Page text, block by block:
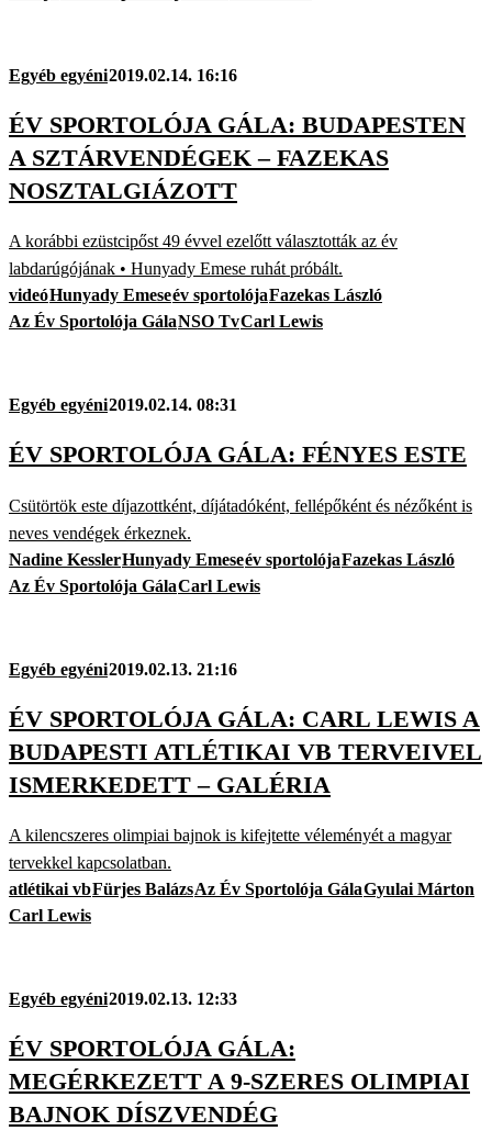
Egyéb egyéni2019.02.14. 16:16
ÉV SPORTOLÓJA GÁLA: BUDAPESTEN
A SZTÁRVENDÉGEK – FAZEKAS
NOSZTALGIÁZOTT
A korábbi ezüstcipőst 49 évvel ezelőtt választották az év
labdarúgójának • Hunyady Emese ruhát próbált.
videóHunyady Emeseév sportolójaFazekas László
Az Év Sportolója GálaNSO TvCarl Lewis
Egyéb egyéni2019.02.14. 08:31
ÉV SPORTOLÓJA GÁLA: FÉNYES ESTE
Csütörtök este díjazottként, díjátadóként, fellépőként és nézőként is
neves vendégek érkeznek.
Nadine KesslerHunyady Emeseév sportolójaFazekas László
Az Év Sportolója GálaCarl Lewis
Egyéb egyéni2019.02.13. 21:16
ÉV SPORTOLÓJA GÁLA: CARL LEWIS A
BUDAPESTI ATLÉTIKAI VB TERVEIVEL
ISMERKEDETT – GALÉRIA
A kilencszeres olimpiai bajnok is kifejtette véleményét a magyar
tervekkel kapcsolatban.
atlétikai vbFürjes BalázsAz Év Sportolója GálaGyulai Márton
Carl Lewis
Egyéb egyéni2019.02.13. 12:33
ÉV SPORTOLÓJA GÁLA:
MEGÉRKEZETT A 9-SZERES OLIMPIAI
BAJNOK DÍSZVENDÉG